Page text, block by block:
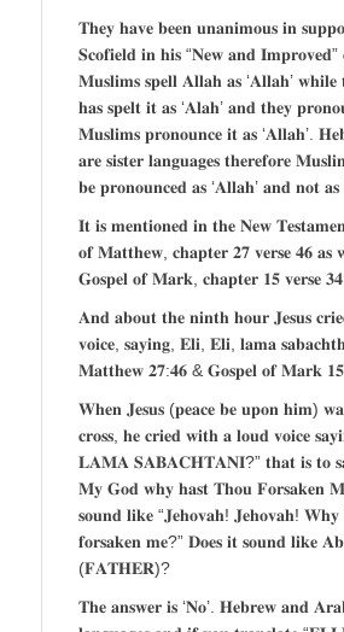
𝐓𝐡𝐞𝐲 𝐡𝐚𝐯𝐞 𝐛𝐞𝐞𝐧 𝐮𝐧𝐚𝐧𝐢𝐦𝐨𝐮𝐬 𝐢𝐧
𝐒𝐜𝐨𝐟𝐢𝐞𝐥𝐝 𝐢𝐧 𝐡𝐢𝐬 “𝐍𝐞𝐰 𝐚𝐧𝐝
𝐌𝐮𝐬𝐥𝐢𝐦𝐬 𝐬𝐩𝐞𝐥𝐥 𝐀𝐥𝐥𝐚𝐡 𝐚𝐬 ‘𝐀𝐥𝐥𝐚𝐡’
𝐡𝐚𝐬 𝐬𝐩𝐞𝐥𝐭 𝐢𝐭 𝐚𝐬 ‘𝐀𝐥𝐚𝐡’ 𝐚𝐧𝐝 𝐭𝐡𝐞𝐲
𝐌𝐮𝐬𝐥𝐢𝐦𝐬 𝐩𝐫𝐨𝐧𝐨𝐮𝐧𝐜𝐞 𝐢𝐭 𝐚𝐬 ‘𝐀𝐥𝐥𝐚𝐡’.
𝐚𝐫𝐞 𝐬𝐢𝐬𝐭𝐞𝐫 𝐥𝐚𝐧𝐠𝐮𝐚𝐠𝐞𝐬 𝐭𝐡𝐞𝐫𝐞𝐟𝐨𝐫𝐞
𝐛𝐞 𝐩𝐫𝐨𝐧𝐨𝐮𝐧𝐜𝐞𝐝 𝐚𝐬 ‘𝐀𝐥𝐥𝐚𝐡’ 𝐚𝐧𝐝 𝐧𝐨𝐭 𝐚𝐬
𝐈𝐭 𝐢𝐬 𝐦𝐞𝐧𝐭𝐢𝐨𝐧𝐞𝐝 𝐢𝐧 𝐭𝐡𝐞 𝐍𝐞𝐰
𝐨𝐟 𝐌𝐚𝐭𝐭𝐡𝐞𝐰, 𝐜𝐡𝐚𝐩𝐭𝐞𝐫 𝟐𝟕 𝐯𝐞𝐫𝐬𝐞 𝟒𝟔 𝐚𝐬
𝐆𝐨𝐬𝐩𝐞𝐥 𝐨𝐟 𝐌𝐚𝐫𝐤, 𝐜𝐡𝐚𝐩𝐭𝐞𝐫 𝟏𝟓 𝐯𝐞𝐫𝐬𝐞
𝐀𝐧𝐝 𝐚𝐛𝐨𝐮𝐭 𝐭𝐡𝐞 𝐧𝐢𝐧𝐭𝐡 𝐡𝐨𝐮𝐫 𝐉𝐞𝐬𝐮𝐬
𝐯𝐨𝐢𝐜𝐞, 𝐬𝐚𝐲𝐢𝐧𝐠, 𝐄𝐥𝐢, 𝐄𝐥𝐢, 𝐥𝐚𝐦𝐚
𝐌𝐚𝐭𝐭𝐡𝐞𝐰 𝟐𝟕:𝟒𝟔 & 𝐆𝐨𝐬𝐩𝐞𝐥 𝐨𝐟 𝐌𝐚𝐫𝐤
𝐖𝐡𝐞𝐧 𝐉𝐞𝐬𝐮𝐬 (𝐩𝐞𝐚𝐜𝐞 𝐛𝐞 𝐮𝐩𝐨𝐧 𝐡𝐢𝐦)
𝐜𝐫𝐨𝐬𝐬, 𝐡𝐞 𝐜𝐫𝐢𝐞𝐝 𝐰𝐢𝐭𝐡 𝐚 𝐥𝐨𝐮𝐝 𝐯𝐨𝐢𝐜𝐞
𝐋𝐀𝐌𝐀 𝐒𝐀𝐁𝐀𝐂𝐇𝐓𝐀𝐍𝐈?” 𝐭𝐡𝐚𝐭 𝐢𝐬 𝐭𝐨
𝐌𝐲 𝐆𝐨𝐝 𝐰𝐡𝐲 𝐡𝐚𝐬𝐭 𝐓𝐡𝐨𝐮 𝐅𝐨𝐫𝐬𝐚𝐤𝐞𝐧
𝐬𝐨𝐮𝐧𝐝 𝐥𝐢𝐤𝐞 “𝐉𝐞𝐡𝐨𝐯𝐚𝐡! 𝐉𝐞𝐡𝐨𝐯𝐚𝐡! 𝐖𝐡𝐲
𝐟𝐨𝐫𝐬𝐚𝐤𝐞𝐧 𝐦𝐞?” 𝐃𝐨𝐞𝐬 𝐢𝐭 𝐬𝐨𝐮𝐧𝐝 𝐥𝐢𝐤𝐞
(𝐅𝐀𝐓𝐇𝐄𝐑)?
𝐓𝐡𝐞 𝐚𝐧𝐬𝐰𝐞𝐫 𝐢𝐬 ‘𝐍𝐨’. 𝐇𝐞𝐛𝐫𝐞𝐰 𝐚𝐧𝐝